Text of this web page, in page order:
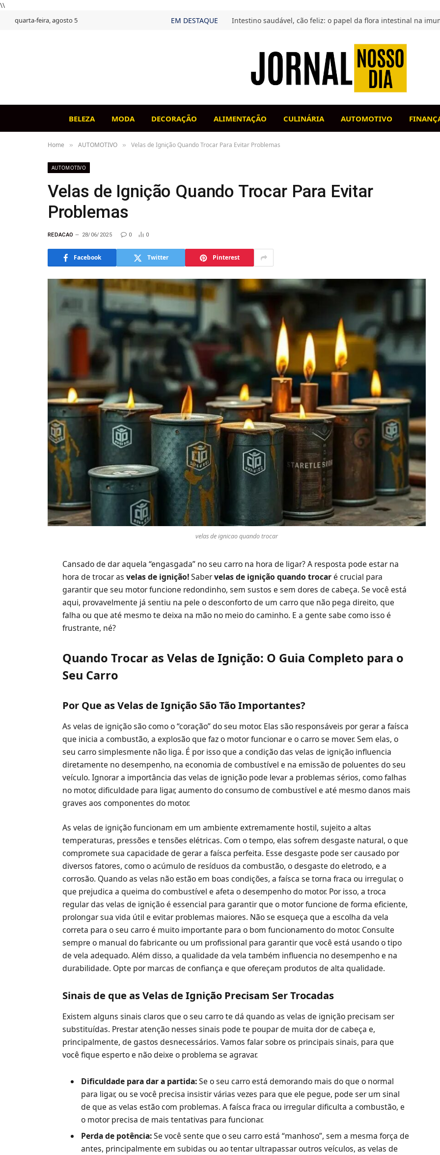
\\
quarta-feira, agosto 5 EM DESTAQUE
BELEZA MODA DECORAÇÃO ALIMENTAÇÃO CULINÁRIA AUTOMOTIVO
Home » AUTOMOTIVO » Velas de Ignição Quando Trocar Para Evitar Problemas
AUTOMOTIVO
Velas de Ignição Quando Trocar Para Evitar
Problemas
REDACAO 28/06/2025 0 0
Facebook Twitter Pinterest
velas de ignicao quando trocar
Cansado de dar aquela “engasgada” no seu carro na hora de ligar? A resposta pode estar na
hora de trocar asvelas de ignição!Sabervelas de ignição quando trocaré crucial para
garantir que seu motor funcione redondinho, sem sustos e sem dores de cabeça. Se você está
aqui, provavelmente já sentiu na pele o desconforto de um carro que não pega direito, que
falha ou que até mesmo te deixa na mão no meio do caminho. E a gente sabe como isso é
frustrante, né?
Quando Trocar as Velas de Ignição: O Guia Completo para o
Seu Carro
Por Que as Velas de Ignição São Tão Importantes?
As velas de ignição são como o “coração” do seu motor. Elas são responsáveis por gerar a faísca
que inicia a combustão, a explosão que faz o motor funcionar e o carro se mover. Sem elas, o
seu carro simplesmente não liga. É por isso que a condição das velas de ignição influencia
diretamente no desempenho, na economia de combustível e na emissão de poluentes do seu
veículo. Ignorar a importância das velas de ignição pode levar a problemas sérios, como falhas
no motor, dificuldade para ligar, aumento do consumo de combustível e até mesmo danos mais
graves aos componentes do motor.
As velas de ignição funcionam em um ambiente extremamente hostil, sujeito a altas
temperaturas, pressões e tensões elétricas. Com o tempo, elas sofrem desgaste natural, o que
compromete sua capacidade de gerar a faísca perfeita. Esse desgaste pode ser causado por
diversos fatores, como o acúmulo de resíduos da combustão, o desgaste do eletrodo, e a
corrosão. Quando as velas não estão em boas condições, a faísca se torna fraca ou irregular, o
que prejudica a queima do combustível e afeta o desempenho do motor. Por isso, a troca
regular das velas de ignição é essencial para garantir que o motor funcione de forma eficiente,
prolongar sua vida útil e evitar problemas maiores. Não se esqueça que a escolha da vela
correta para o seu carro é muito importante para o bom funcionamento do motor. Consulte
sempre o manual do fabricante ou um profissional para garantir que você está usando o tipo
de vela adequado. Além disso, a qualidade da vela também influencia no desempenho e na
durabilidade. Opte por marcas de confiança e que ofereçam produtos de alta qualidade.
Sinais de que as Velas de Ignição Precisam Ser Trocadas
Existem alguns sinais claros que o seu carro te dá quando as velas de ignição precisam ser
substituídas. Prestar atenção nesses sinais pode te poupar de muita dor de cabeça e,
principalmente, de gastos desnecessários. Vamos falar sobre os principais sinais, para que
você fique esperto e não deixe o problema se agravar.
Dificuldade para dar a partida:Se o seu carro está demorando mais do que o normal
para ligar, ou se você precisa insistir várias vezes para que ele pegue, pode ser um sinal
de que as velas estão com problemas. A faísca fraca ou irregular dificulta a combustão, e
o motor precisa de mais tentativas para funcionar.
Perda de potência:Se você sente que o seu carro está “manhoso”, sem a mesma força de
antes, principalmente em subidas ou ao tentar ultrapassar outros veículos, as velas de